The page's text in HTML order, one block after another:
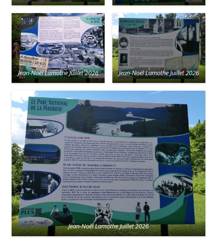
Jean-Noël Lamothe Juillet 2026 Jean-Noël Lamothe Juillet 2026
Jean-Noël Lamothe Juillet 2026